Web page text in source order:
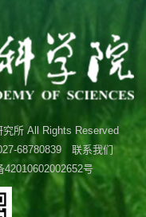
所 All Rights Reserved
68780839 联系我们
号